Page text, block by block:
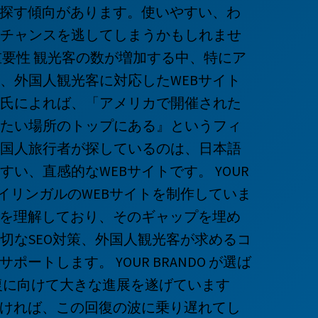
す傾向があります。使いやすい、わ
ャンスを逃してしまうかもしれませ
性 観光客の数が増加する中、特にア
外国人観光客に対応したWEBサイト
によれば、「アメリカで開催された
い場所のトップにある』というフィ
人旅行者が探しているのは、日本語
、直感的なWEBサイトです。 YOUR
リンガルのWEBサイトを制作していま
理解しており、そのギャップを埋め
なSEO対策、外国人観光客が求めるコ
ートします。 YOUR BRANDO が選ば
向けて大きな進展を遂げています
れば、この回復の波に乗り遅れてし